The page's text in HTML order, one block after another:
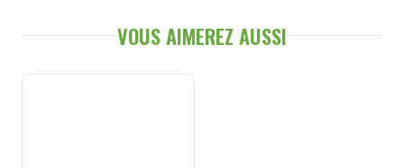
VOUS AIMEREZ AUSSI